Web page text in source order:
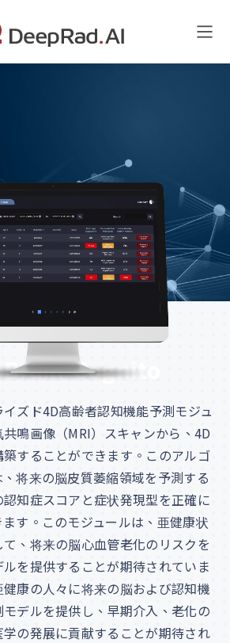
Brain-Cogni
ズド4D高齢者認知機能予測モジュ
鳴画像（MRI）スキャンから、4D
することができます。このアルゴ
将来の脳皮質萎縮領域を予測する
知症スコアと症状発現型を正確に
す。このモジュールは、亜健康状
、将来の脳心血管老化のリスクを
を提供することが期待されていま
康の人々に将来の脳および認知機
デルを提供し、早期介入、老化の
の発展に貢献することが期待され